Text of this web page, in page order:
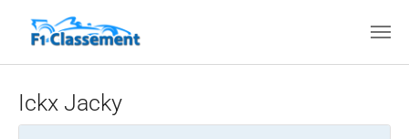
Ickx Jacky